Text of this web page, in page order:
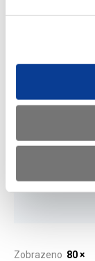
Info-
(146
Zobrazeno 80 ×